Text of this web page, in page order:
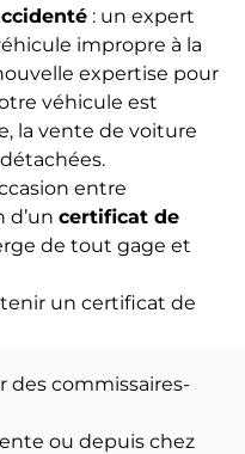
: un expert
impropre à la
expertise pour
véhicule est
la vente de voiture
entre
d’un certificat de
de tout gage et
un certificat de
des commissaires-
ou depuis chez